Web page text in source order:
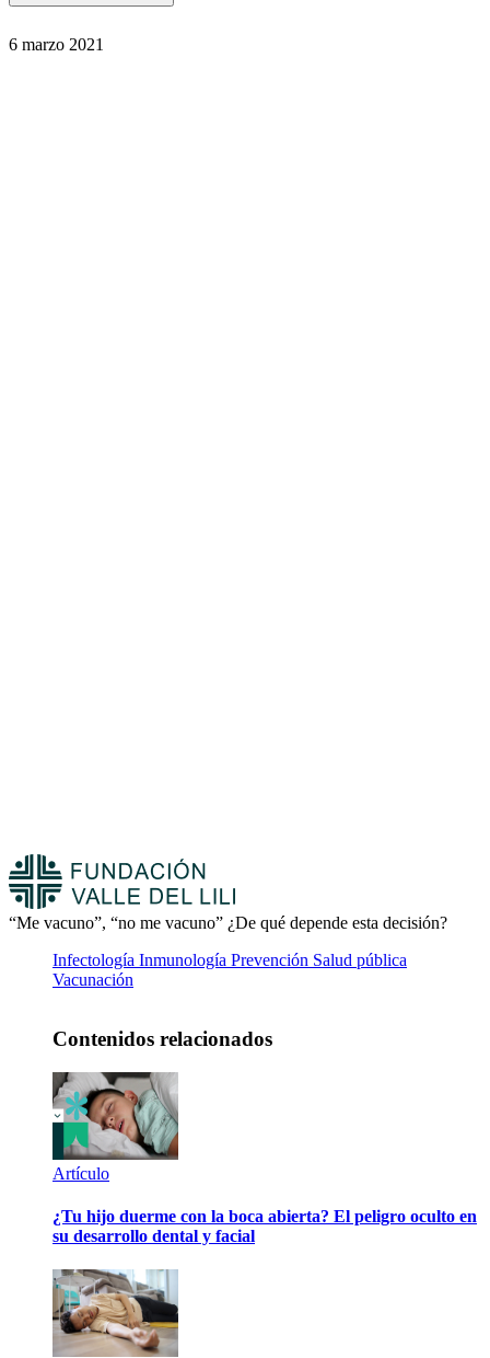
6 marzo 2021
“Me vacuno”, “no me vacuno” ¿De qué depende esta decisión?
Infectología Inmunología Prevención Salud pública
Vacunación
Contenidos relacionados
Artículo
¿Tu hijo duerme con la boca abierta? El peligro oculto en
su desarrollo dental y facial